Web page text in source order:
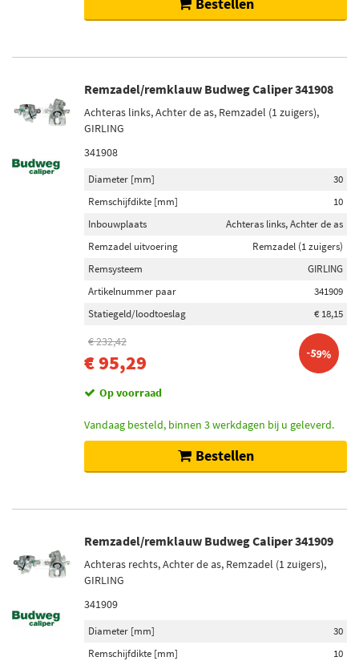
Remzadel/remklauw Budweg Caliper 341908
Achteras links, Achter de as, Remzadel (1 zuigers),
GIRLING
341908
Diameter [mm]
30
Remschijfdikte [mm]
10
Inbouwplaats
Achteras links, Achter de as
Remzadel uitvoering
Remzadel (1 zuigers)
Remsysteem
GIRLING
Artikelnummer paar
341909
Statiegeld/loodtoeslag
€ 18,15
€ 232,42
€ 95,29 -59%
Op voorraad
Vandaag besteld, binnen 3 werkdagen bij u geleverd.
Bestellen
Remzadel/remklauw Budweg Caliper 341909
Achteras rechts, Achter de as, Remzadel (1 zuigers),
GIRLING
341909
Diameter [mm]
30
Remschijfdikte [mm]
10